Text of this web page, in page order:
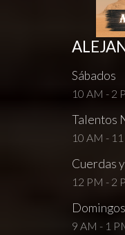
Sábados
10 AM - 2
Talentos
10 AM -
Cuerdas
12 PM - 2
Domingos
9 AM - 1